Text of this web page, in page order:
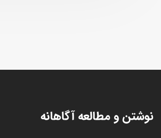
نوشتن و مطالعه آگاهانه